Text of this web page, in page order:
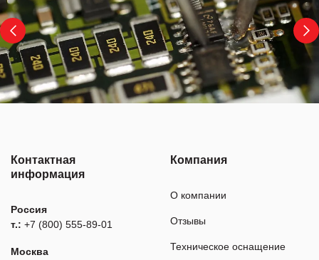
Контактная
информация
Россия
т.: +7 (800) 555-89-01
Москва
Компания
О компании
Отзывы
Техническое оснащение